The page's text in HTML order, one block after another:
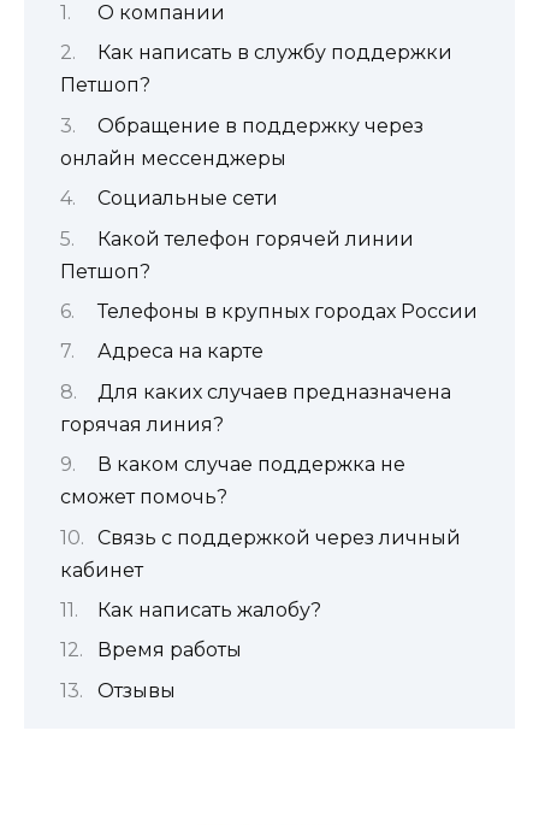
О компании
Как написать в службу поддержки
Петшоп?
Обращение в поддержку через
онлайн мессенджеры
Социальные сети
Какой телефон горячей линии
Петшоп?
Телефоны в крупных городах России
Адреса на карте
Для каких случаев предназначена
горячая линия?
В каком случае поддержка не
сможет помочь?
Связь с поддержкой через личный
кабинет
Как написать жалобу?
Время работы
Отзывы